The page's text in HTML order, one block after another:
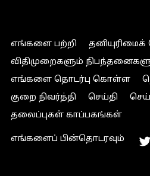
எங்களை பற்றி
விதிமுறைகளும்
எங்களை தொடர்பு கொள்ள
குறை நிவர்த்தி
செய்தி
தலைப்புகள் காப்பகங்கள்
எங்களைப் பின்தொடரவும்